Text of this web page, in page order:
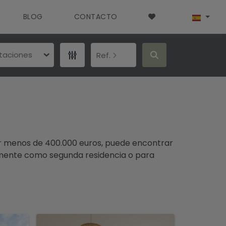
BLOG CONTACTO
Ref.
de 400.000 euros, puede encontrar
como segunda residencia o para